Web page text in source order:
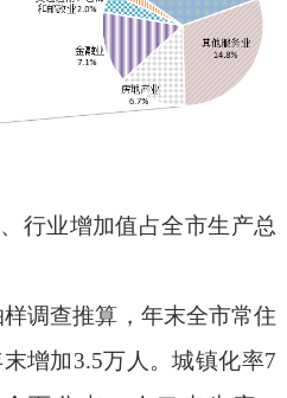
行业增加值占全市生产总
样调查推算，年末全市常住
增加3.5万人。城镇化率7